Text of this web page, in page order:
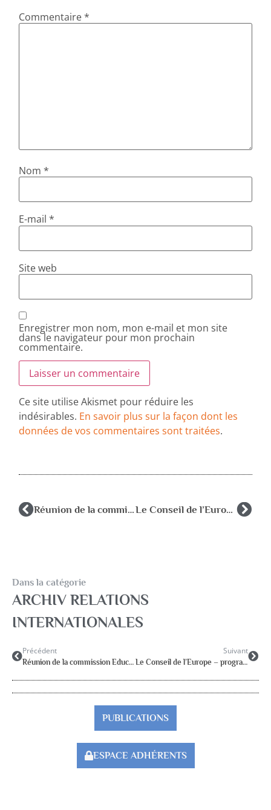
Commentaire*
Nom*
E-mail*
Site web
Enregistrer mon nom, mon e-mail et mon site
dans le navigateur pour mon prochain
commentaire.
Ce site utilise Akismet pour réduire les
indésirables. En savoir plus sur la façon dont les
données de vos commentaires sont traitées.
Réunion de la commission Education de l’EFPA à Amsterdam les 19 et 20 juillet 2016 Le Conseil de l’Europe – programme PESTALOZZI
Dans la catégorie
ARCHIV RELATIONS
INTERNATIONALES
Précédent
Réunion de la commission Education de l’EFPA à Amsterdam les 19 et 20 juillet 2016
Suivant
Le Conseil de l’Europe – programme PESTALOZZI
PUBLICATIONS
ESPACE ADHÉRENTS